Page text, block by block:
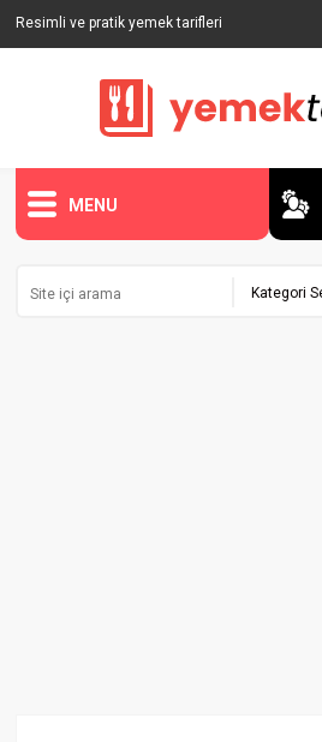
Resimli ve pratik yemek tarifleri
MENU